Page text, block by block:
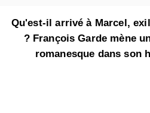
Qu'est-il arrivé à Marcel,
? François Garde mène
romanesque dans son